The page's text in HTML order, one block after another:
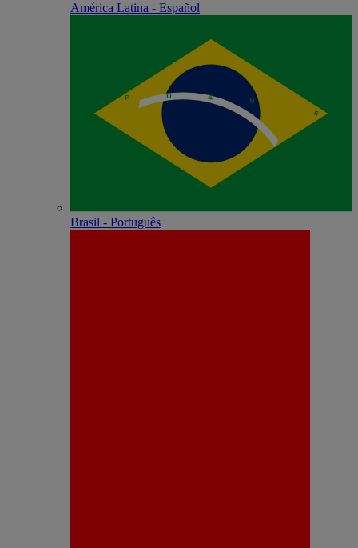
América Latina - Español
Brasil - Português